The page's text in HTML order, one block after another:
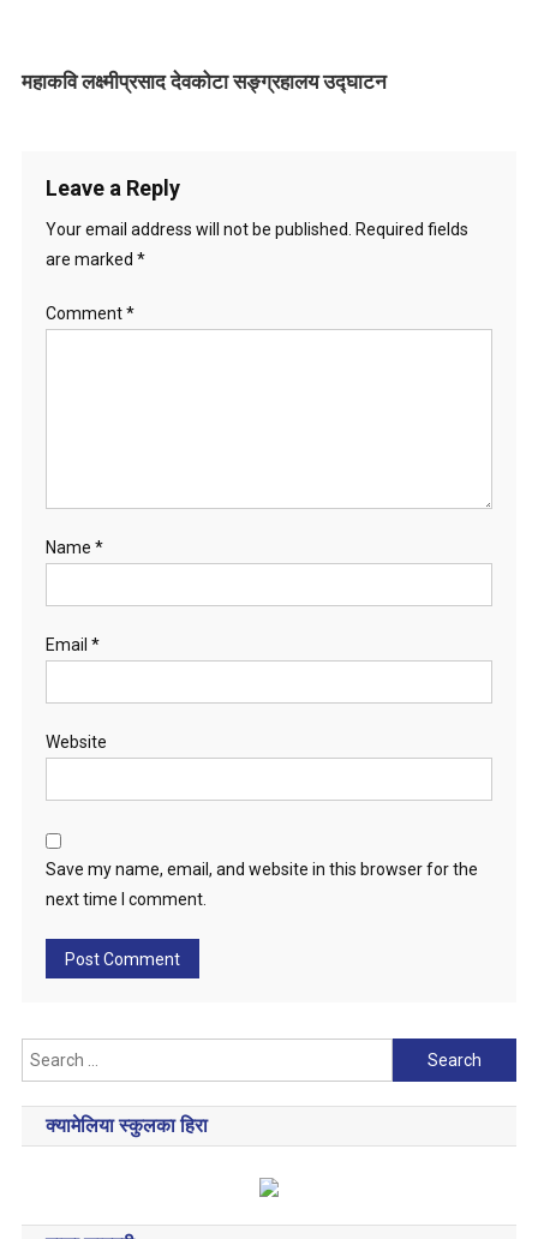
a
महाकवि लक्ष्मीप्रसाद देवकोटा सङ्ग्रहालय उद्घाटन
Leave a Reply
Your email address will not be published. Required fields
are marked *
Comment*
Name *
Email *
Website
Save my name, email, and website in this browser for the
next time I comment.
Search
for:
क्यामेलिया स्कुलका हिरा